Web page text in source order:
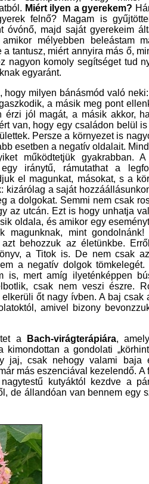
Miért ilyen a gyerekem? teszik fel ezt a
tapasztalatot a
legkisebb lányomat
numerológiába, a
hol vagyunk mégis
egyaránt.
hogy milyen bánásmód való neki:
napirendhez ragaszkodik, a másik meg pont
ismerős közegben érzi jól magát, a másik
és így tovább. Ezért van, hogy egy családon
más energiákkal születtek. Persze a környezet is
pozitív, rosszabb esetben a negatív oldalait.
hogy melyiket működtetjük
mint egy iránytű, rámutathat a
fontos dolog: fogadjuk el magunkat, másokat, s
Egy dolgot tehetünk: kizárólag a saját
éljük meg a dolgokat. Semmi nem
kívánatos nő megy az utcán. Ezt is hogy
Mindennek van másik oldala, és amikor egy
többet ártunk magunknak, mint
behozzuk az életünkbe.
a Titok is. De nem csak
hanem a negatív dolgok
hát nem is, mert amíg ilyeténképpen
majd felbotlik, csak nem veszi észre.
és elkerüli őt nagy ívben. A baj
a gondolatoktól, amivel bizony
a
Bach-virágterápiára,
problémára több megoldást is nyújt. Van
amikor állandóan azon jár az ember
gyereknek, mert már 2 perce itthon kéne
is többfélék lehetnek, a konkrét
félelmeken át a sejtelmes, „nem is tudom,